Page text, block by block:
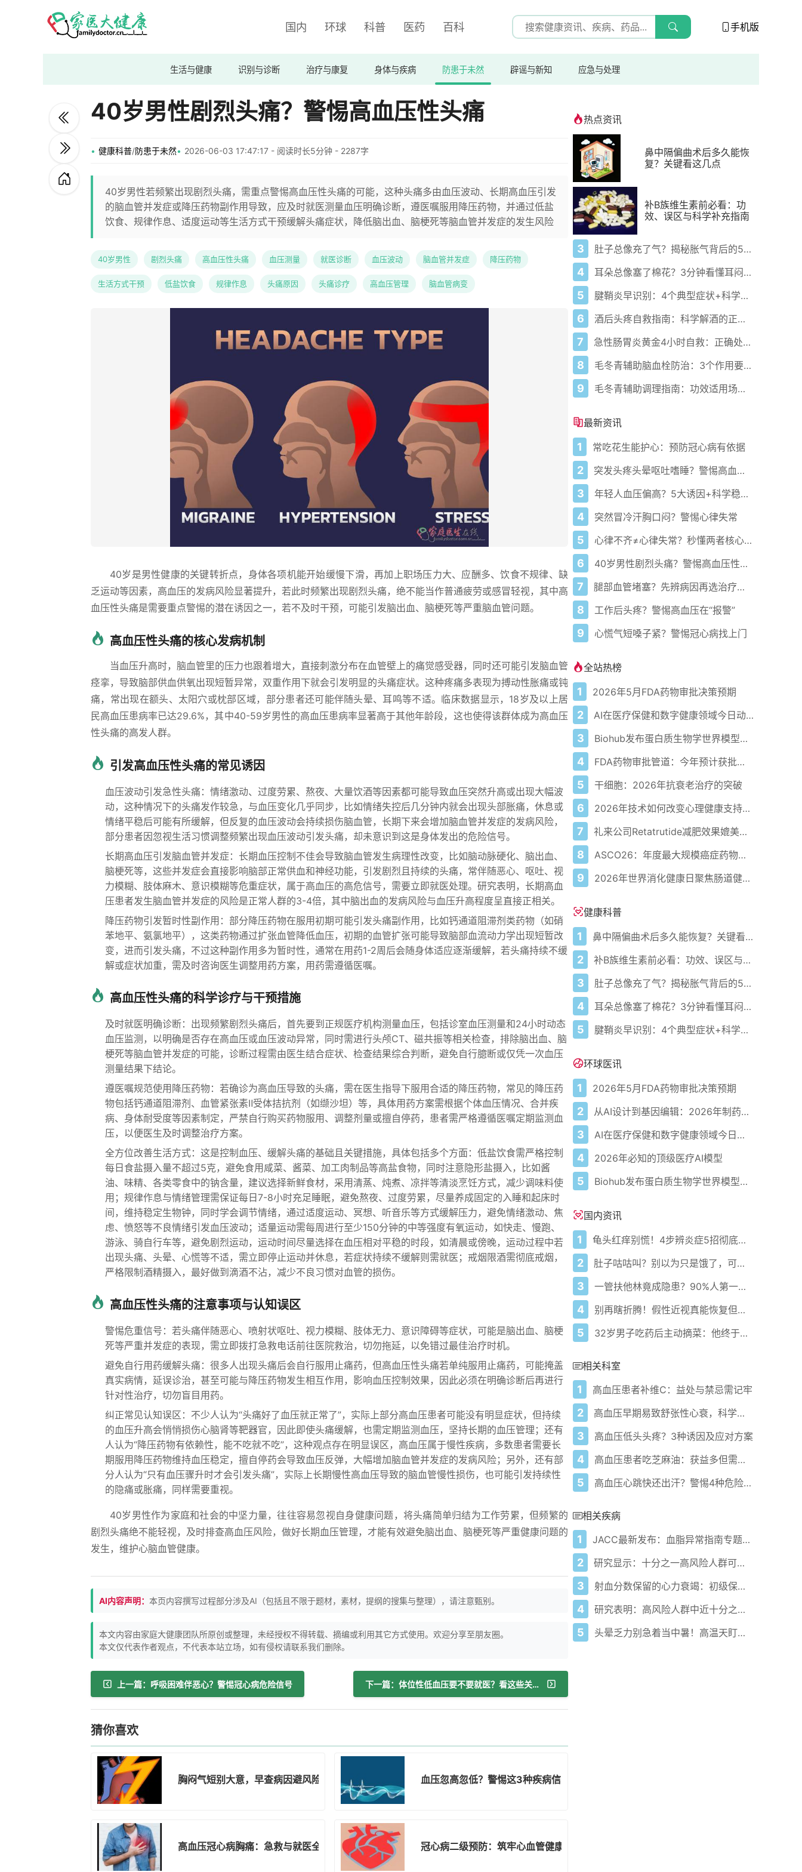
国内 环球 科普 医药 百科 手机版
生活与健康 识别与诊断 治疗与康复 身体与疾病 防患于未然 辟谣与新知 应急与处理
40岁男性剧烈头痛？警惕高血压性头痛
健康科普/防患于未然 2026-06-03 17:47:17 - 阅读时长5分钟 - 2287字
40岁男性若频繁出现剧烈头痛，需重点警惕高血压性头痛的可能，这种头痛多由血压波动、长期高血压引发
的脑血管并发症或降压药物副作用导致，应及时就医测量血压明确诊断，遵医嘱服用降压药物，并通过低盐
饮食、规律作息、适度运动等生活方式干预缓解头痛症状，降低脑出血、脑梗死等脑血管并发症的发生风险
40岁男性 剧烈头痛 高血压性头痛 血压测量 就医诊断 血压波动 脑血管并发症 降压药物
生活方式干预 低盐饮食 规律作息 头痛原因 头痛诊疗 高血压管理 脑血管病变
40岁是男性健康的关键转折点，身体各项机能开始缓慢下滑，再加上职场压力大、应酬多、饮食不规律、缺
乏运动等因素，高血压的发病风险显著提升，若此时频繁出现剧烈头痛，绝不能当作普通疲劳或感冒轻视，其中高
血压性头痛是需要重点警惕的潜在诱因之一，若不及时干预，可能引发脑出血、脑梗死等严重脑血管问题。
高血压性头痛的核心发病机制
当血压升高时，脑血管里的压力也跟着增大，直接刺激分布在血管壁上的痛觉感受器，同时还可能引发脑血管
痉挛，导致脑部供血供氧出现短暂异常，双重作用下就会引发明显的头痛症状。这种疼痛多表现为搏动性胀痛或钝
痛，常出现在额头、太阳穴或枕部区域，部分患者还可能伴随头晕、耳鸣等不适。临床数据显示，18岁及以上居
民高血压患病率已达29.6%，其中40-59岁男性的高血压患病率显著高于其他年龄段，这也使得该群体成为高血压
性头痛的高发人群。
引发高血压性头痛的常见诱因
血压波动引发急性头痛：情绪激动、过度劳累、熬夜、大量饮酒等因素都可能导致血压突然升高或出现大幅波
动，这种情况下的头痛发作较急，与血压变化几乎同步，比如情绪失控后几分钟内就会出现头部胀痛，休息或
情绪平稳后可能有所缓解，但反复的血压波动会持续损伤脑血管，长期下来会增加脑血管并发症的发病风险，
部分患者因忽视生活习惯调整频繁出现血压波动引发头痛，却未意识到这是身体发出的危险信号。
长期高血压引发脑血管并发症：长期血压控制不佳会导致脑血管发生病理性改变，比如脑动脉硬化、脑出血、
脑梗死等，这些并发症会直接影响脑部正常供血和神经功能，引发剧烈且持续的头痛，常伴随恶心、呕吐、视
力模糊、肢体麻木、意识模糊等危重症状，属于高血压的高危信号，需要立即就医处理。研究表明，长期高血
压患者发生脑血管并发症的风险是正常人群的3-4倍，其中脑出血的发病风险与血压升高程度呈直接正相关。
降压药物引发暂时性副作用：部分降压药物在服用初期可能引发头痛副作用，比如钙通道阻滞剂类药物（如硝
苯地平、氨氯地平），这类药物通过扩张血管降低血压，初期的血管扩张可能导致脑部血流动力学出现短暂改
变，进而引发头痛，不过这种副作用多为暂时性，通常在用药1-2周后会随身体适应逐渐缓解，若头痛持续不缓
解或症状加重，需及时咨询医生调整用药方案，用药需遵循医嘱。
高血压性头痛的科学诊疗与干预措施
及时就医明确诊断：出现频繁剧烈头痛后，首先要到正规医疗机构测量血压，包括诊室血压测量和24小时动态
血压监测，以明确是否存在高血压或血压波动异常，同时需进行头颅CT、磁共振等相关检查，排除脑出血、脑
梗死等脑血管并发症的可能，诊断过程需由医生结合症状、检查结果综合判断，避免自行臆断或仅凭一次血压
测量结果下结论。
遵医嘱规范使用降压药物：若确诊为高血压导致的头痛，需在医生指导下服用合适的降压药物，常见的降压药
物包括钙通道阻滞剂、血管紧张素Ⅱ受体拮抗剂（如缬沙坦）等，具体用药方案需根据个体血压情况、合并疾
病、身体耐受度等因素制定，严禁自行购买药物服用、调整剂量或擅自停药，患者需严格遵循医嘱定期监测血
压，以便医生及时调整治疗方案。
全方位改善生活方式：这是控制血压、缓解头痛的基础且关键措施，具体包括多个方面：低盐饮食需严格控制
每日食盐摄入量不超过5克，避免食用咸菜、酱菜、加工肉制品等高盐食物，同时注意隐形盐摄入，比如酱
油、味精、各类零食中的钠含量，建议选择新鲜食材，采用清蒸、炖煮、凉拌等清淡烹饪方式，减少调味料使
用；规律作息与情绪管理需保证每日7-8小时充足睡眠，避免熬夜、过度劳累，尽量养成固定的入睡和起床时
间，维持稳定生物钟，同时学会调节情绪，通过适度运动、冥想、听音乐等方式缓解压力，避免情绪激动、焦
虑、愤怒等不良情绪引发血压波动；适量运动需每周进行至少150分钟的中等强度有氧运动，如快走、慢跑、
游泳、骑自行车等，避免剧烈运动，运动时间尽量选择在血压相对平稳的时段，如清晨或傍晚，运动过程中若
出现头痛、头晕、心慌等不适，需立即停止运动并休息，若症状持续不缓解则需就医；戒烟限酒需彻底戒烟，
严格限制酒精摄入，最好做到滴酒不沾，减少不良习惯对血管的损伤。
高血压性头痛的注意事项与认知误区
警惕危重信号：若头痛伴随恶心、喷射状呕吐、视力模糊、肢体无力、意识障碍等症状，可能是脑出血、脑梗
死等严重并发症的表现，需立即拨打急救电话前往医院救治，切勿拖延，以免错过最佳治疗时机。
避免自行用药缓解头痛：很多人出现头痛后会自行服用止痛药，但高血压性头痛若单纯服用止痛药，可能掩盖
真实病情，延误诊治，甚至可能与降压药物发生相互作用，影响血压控制效果，因此必须在明确诊断后再进行
针对性治疗，切勿盲目用药。
纠正常见认知误区：不少人认为“头痛好了血压就正常了”，实际上部分高血压患者可能没有明显症状，但持续
的血压升高会悄悄损伤心脑肾等靶器官，因此即使头痛缓解，也需定期监测血压，坚持长期的血压管理；还有
人认为“降压药物有依赖性，能不吃就不吃”，这种观点存在明显误区，高血压属于慢性疾病，多数患者需要长
期服用降压药物维持血压稳定，擅自停药会导致血压反弹，大幅增加脑血管并发症的发病风险；另外，还有部
分人认为“只有血压骤升时才会引发头痛”，实际上长期慢性高血压导致的脑血管慢性损伤，也可能引发持续性
的隐痛或胀痛，同样需要重视。
40岁男性作为家庭和社会的中坚力量，往往容易忽视自身健康问题，将头痛简单归结为工作劳累，但频繁的
剧烈头痛绝不能轻视，及时排查高血压风险，做好长期血压管理，才能有效避免脑出血、脑梗死等严重健康问题的
发生，维护心脑血管健康。
AI内容声明： 本页内容撰写过程部分涉及AI（包括且不限于题材，素材，提纲的搜集与整理），请注意甄别。
本文内容由家庭大健康团队所原创或整理，未经授权不得转载、摘编或利用其它方式使用。欢迎分享至朋友圈。
本文仅代表作者观点，不代表本站立场，如有侵权请联系我们删除。
上一篇：呼吸困难伴恶心？警惕冠心病危险信号 下一篇：体位性低血压要不要就医？看这些关键信号
猜你喜欢
胸闷气短别大意，早查病因避风险 血压忽高忽低？警惕这3种疾病信号
高血压冠心病胸痛：急救与就医全指引 冠心病二级预防：筑牢心血管健康防线
热点资讯
鼻中隔偏曲术后多久能恢
复？关键看这几点
补B族维生素前必看：功
效、误区与科学补充指南
3 肚子总像充了气？揭秘胀气背后的5大元凶与自救指南
4 耳朵总像塞了棉花？3分钟看懂耳闷的真相与自救指南
5 腱鞘炎早识别：4个典型症状+科学应对，避免关节卡壳
6 酒后头疼自救指南：科学解酒的正确打开方式
7 急性肠胃炎黄金4小时自救：正确处置与误区避坑关键
8 毛冬青辅助脑血栓防治：3个作用要清楚，别乱用药
9 毛冬青辅助调理指南：功效适用场景与禁忌需牢记
最新资讯
1 常吃花生能护心：预防冠心病有依据
2 突发头疼头晕呕吐嗜睡？警惕高血压作祟
3 年轻人血压偏高？5大诱因+科学稳压方案
4 突然冒冷汗胸口闷？警惕心律失常
5 心律不齐≠心律失常？秒懂两者核心差异
6 40岁男性剧烈头痛？警惕高血压性头痛
7 腿部血管堵塞？先辨病因再选治疗方案
8 工作后头疼？警惕高血压在“报警”
9 心慌气短嗓子紧？警惕冠心病找上门
全站热榜
1 2026年5月FDA药物审批决策预期
2 AI在医疗保健和数字健康领域今日动态——2026年5月4日
3 Biohub发布蛋白质生物学世界模型以应对疾病
4 FDA药物审批管道：今年预计获批的关键新疗法
5 干细胞：2026年抗衰老治疗的突破
6 2026年技术如何改变心理健康支持的获取方式
7 礼来公司Retatrutide减肥效果媲美减肥手术
8 ASCO26：年度最大规模癌症药物会议前值得关注的5项数据概览
9 2026年世界消化健康日聚焦肠道健康进展与疾病意识
健康科普
1 鼻中隔偏曲术后多久能恢复？关键看这几点
2 补B族维生素前必看：功效、误区与科学补充指南
3 肚子总像充了气？揭秘胀气背后的5大元凶与自救指南
4 耳朵总像塞了棉花？3分钟看懂耳闷的真相与自救指南
5 腱鞘炎早识别：4个典型症状+科学应对，避免关节卡壳
环球医讯
1 2026年5月FDA药物审批决策预期
2 从AI设计到基因编辑：2026年制药领域重大突破
3 AI在医疗保健和数字健康领域今日动态——2026年5月4日
4 2026年必知的顶级医疗AI模型
5 Biohub发布蛋白质生物学世界模型以应对疾病
国内资讯
1 龟头红痒别慌！4步辨炎症5招彻底防复发
2 肚子咕咕叫？别以为只是饿了，可能是身体在求救！
3 一管扶他林竟成隐患？90%人第一步就错了！
4 别再瞎折腾！假性近视真能恢复但只有黄金3个月
5 32岁男子吃药后主动摘菜：他终于活过来了？
相关科室
1 高血压患者补维C：益处与禁忌需记牢
2 高血压早期易致舒张性心衰，科学控压是关键
3 高血压低头头疼？3种诱因及应对方案
4 高血压患者吃芝麻油：获益多但需控量
5 高血压心跳快还出汗？警惕4种危险信号
相关疾病
1 JACC最新发布：血脂异常指南专题刊深度解析
2 研究显示：十分之一高风险人群可能曾有隐匿性心脏病发作
3 射血分数保留的心力衰竭：初级保健临床医生的实用循证方法
4 研究表明：高风险人群中近十分之一可能经历过隐匿性心脏病发作
5 头晕乏力别急着当中暑！高温天盯上你的真凶不是它